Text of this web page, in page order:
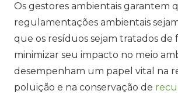
Os gestores ambientais garantem
regulamentações ambientais
que os resíduos sejam tratados de
minimizar seu impacto no meio
desempenham um papel vital na
poluição e na conservação de